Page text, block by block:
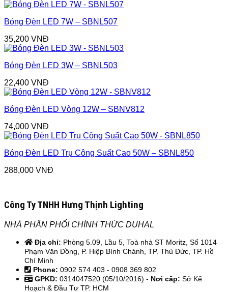
Bóng Đèn LED 7W – SBNL507
35,200 VNĐ
Bóng Đèn LED 3W – SBNL503
22,400 VNĐ
Bóng Đèn LED Vòng 12W – SBNV812
74,000 VNĐ
Bóng Đèn LED Trụ Công Suất Cao 50W – SBNL850
288,000 VNĐ
Công Ty TNHH Hưng Thịnh Lighting
NHÀ PHÂN PHỐI CHÍNH THỨC DUHAL
Địa chỉ: Phòng 5.09, Lầu 5, Toà nhà ST Moritz, Số 1014
Phạm Văn Đồng, P. Hiệp Bình Chánh, TP. Thủ Đức, TP. Hồ
Chí Minh
Phone: 0902 574 403 - 0908 369 802
GPKD: 0314047520 (05/10/2016) - Nơi cấp: Sở Kế
Hoạch & Đầu Tư TP. HCM